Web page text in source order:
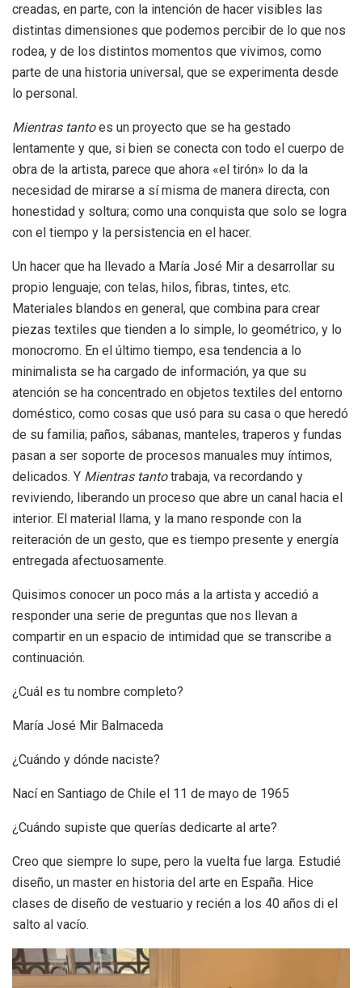
creadas, en parte, con la intención de hacer visibles las
distintas dimensiones que podemos percibir de lo que nos
rodea, y de los distintos momentos que vivimos, como
parte de una historia universal, que se experimenta desde
lo personal.
Mientras tantoes un proyecto que se ha gestado
lentamente y que, si bien se conecta con todo el cuerpo de
obra de la artista, parece que ahora «el tirón» lo da la
necesidad de mirarse a sí misma de manera directa, con
honestidad y soltura; como una conquista que solo se logra
con el tiempo y la persistencia en el hacer.
Un hacer que ha llevado a María José Mir a desarrollar su
propio lenguaje; con telas, hilos, fibras, tintes, etc.
Materiales blandos en general, que combina para crear
piezas textiles que tienden a lo simple, lo geométrico, y lo
monocromo. En el último tiempo, esa tendencia a lo
minimalista se ha cargado de información, ya que su
atención se ha concentrado en objetos textiles del entorno
doméstico, como cosas que usó para su casa o que heredó
de su familia; paños, sábanas, manteles, traperos y fundas
pasan a ser soporte de procesos manuales muy íntimos,
delicados. Y Mientras tantotrabaja, va recordando y
reviviendo, liberando un proceso que abre un canal hacia el
interior. El material llama, y la mano responde con la
reiteración de un gesto, que es tiempo presente y energía
entregada afectuosamente.
Quisimos conocer un poco más a la artista y accedió a
responder una serie de preguntas que nos llevan a
compartir en un espacio de intimidad que se transcribe a
continuación.
¿Cuál es tu nombre completo?
María José Mir Balmaceda
¿Cuándo y dónde naciste?
Nací en Santiago de Chile el 11 de mayo de 1965
¿Cuándo supiste que querías dedicarte al arte?
Creo que siempre lo supe, pero la vuelta fue larga. Estudié
diseño, un master en historia del arte en España. Hice
clases de diseño de vestuario y recién a los 40 años di el
salto al vacío.